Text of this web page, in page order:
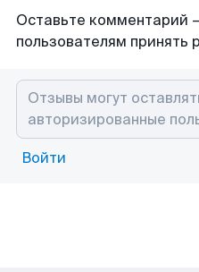
Оставьте комментарий
пользователям принять
Войти